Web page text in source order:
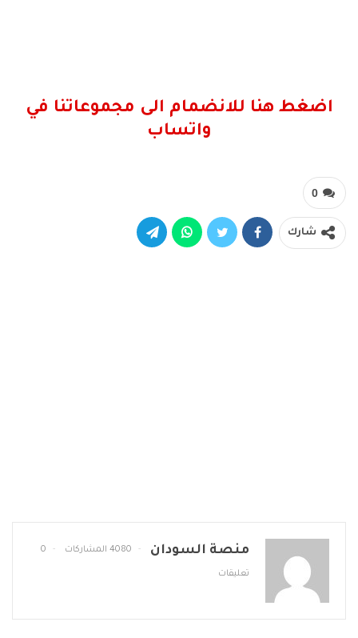
اضغط هنا للانضمام الى مجموعاتنا في
واتساب
0
شارك
منصة السودان 4080 المشاركات 0
تعليقات